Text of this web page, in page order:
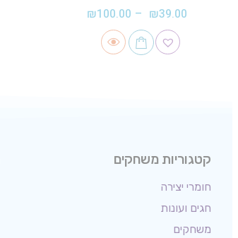
₪39.00
–
₪100.00
קטגוריות משחקים
חומרי יצירה
חגים ועונות
משחקים